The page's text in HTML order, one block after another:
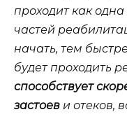
проходит как
частей
начать, тем
будет проходить
способствует
застоев и отеков,